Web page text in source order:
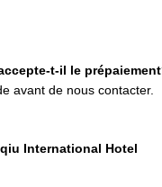
t-il le
avant de nous contacter.
International Hotel